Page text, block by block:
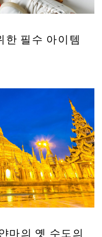
한 필수 아이템
마의 옛 수도의